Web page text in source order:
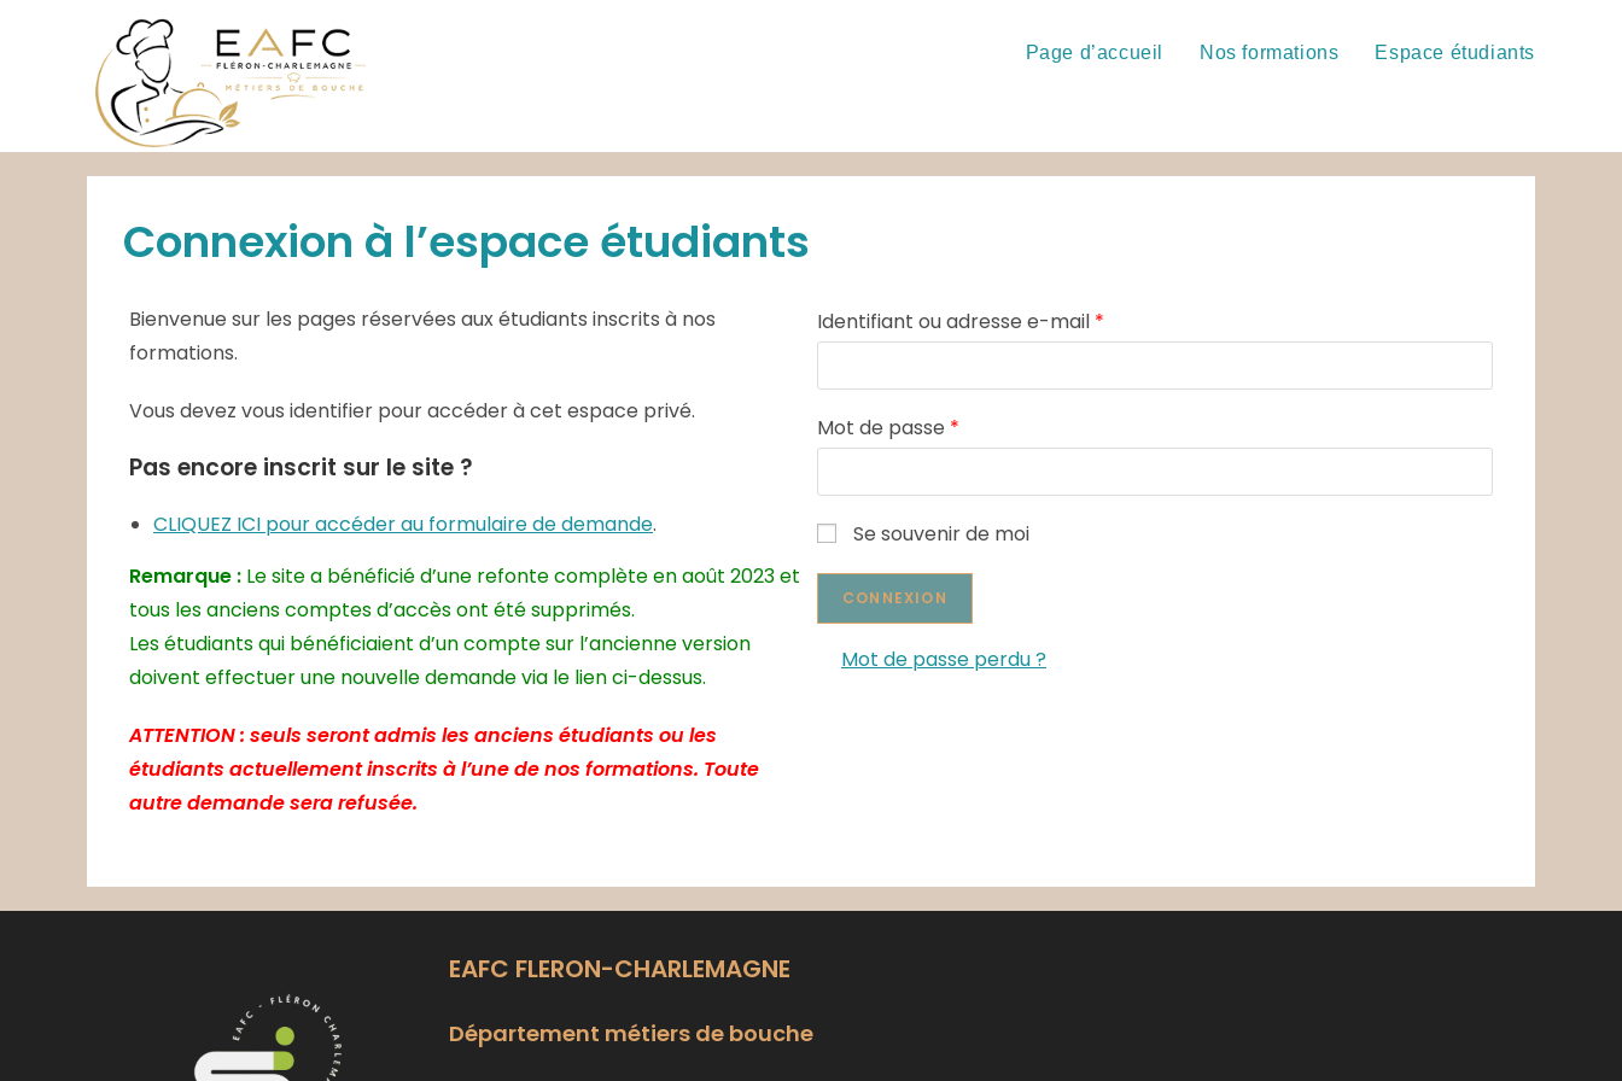
Page d’accueil Nos formations Espace étudiants
Connexion à l’espace étudiants
Bienvenue sur les pages réservées aux étudiants inscrits à nos
formations.
Vous devez vous identifier pour accéder à cet espace privé.
Pas encore inscrit sur le site ?
CLIQUEZ ICI pour accéder au formulaire de demande.
Remarque : Le site a bénéficié d’une refonte complète en août 2023 et
tous les anciens comptes d’accès ont été supprimés.
Les étudiants qui bénéficiaient d’un compte sur l’ancienne version
doivent effectuer une nouvelle demande via le lien ci-dessus.
ATTENTION : seuls seront admis les anciens étudiants ou les
étudiants actuellement inscrits à l’une de nos formations. Toute
autre demande sera refusée.
Identifiant ou adresse e-mail *
Mot de passe *
Se souvenir de moi
Mot de passe perdu ?
EAFC FLERON-CHARLEMAGNE
Département métiers de bouche